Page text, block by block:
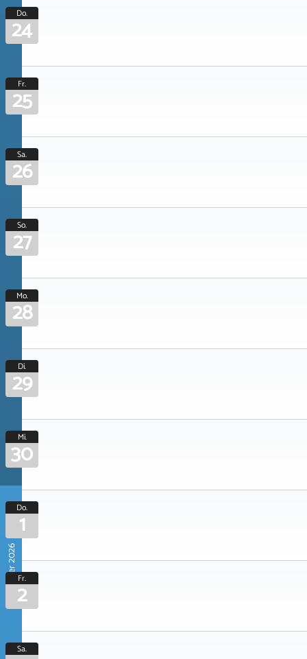
Do.
24
Fr.
25
Sa.
26
So.
27
Mo.
28
Di.
29
Mi.
30
Oktober 2026
Do.
1
Fr.
2
Sa.